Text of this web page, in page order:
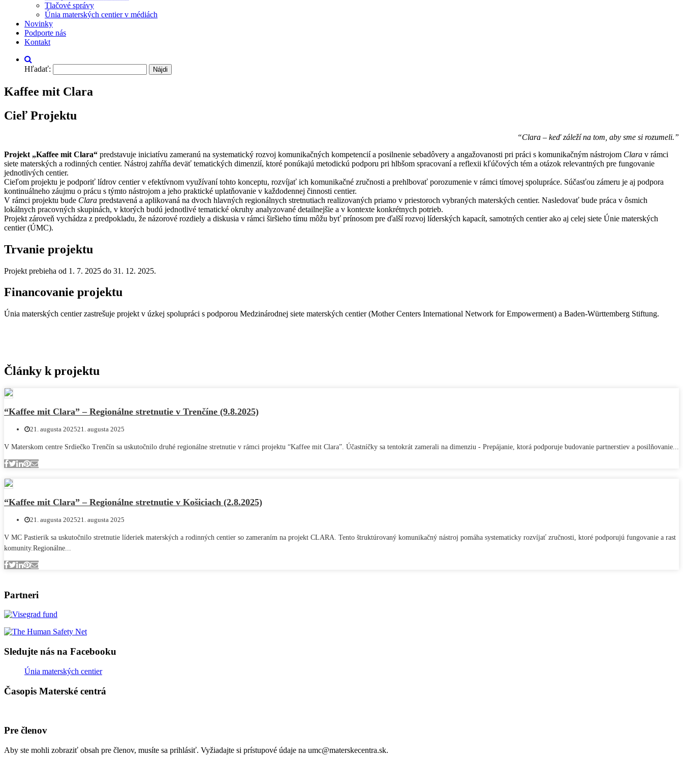
Tlačové správy
Únia materských centier v médiách
Novinky
Podporte nás
Kontakt
Hľadať:
Kaffee mit Clara
Cieľ Projektu
“Clara – keď záleží na tom, aby sme si rozumeli.”
Projekt „Kaffee mit Clara“ predstavuje iniciatívu zameranú na systematický rozvoj komunikačných kompetencií a posilnenie sebadôvery a angažovanosti pri práci s komunikačným nástrojom Clara v rámci
siete materských a rodinných centier. Nástroj zahŕňa deväť tematických dimenzií, ktoré ponúkajú metodickú podporu pri hlbšom spracovaní a reflexii kľúčových tém a otázok relevantných pre fungovanie
jednotlivých centier.
Cieľom projektu je podporiť lídrov centier v efektívnom využívaní tohto konceptu, rozvíjať ich komunikačné zručnosti a prehlbovať porozumenie v rámci tímovej spolupráce. Súčasťou zámeru je aj podpora
kontinuálneho záujmu o prácu s týmto nástrojom a jeho praktické uplatňovanie v každodennej činnosti centier.
V rámci projektu bude Clara predstavená a aplikovaná na dvoch hlavných regionálnych stretnutiach realizovaných priamo v priestoroch vybraných materských centier. Nasledovať bude práca v ôsmich
lokálnych pracovných skupinách, v ktorých budú jednotlivé tematické okruhy analyzované detailnejšie a v kontexte konkrétnych potrieb.
Projekt zároveň vychádza z predpokladu, že názorové rozdiely a diskusia v rámci širšieho tímu môžu byť prínosom pre ďalší rozvoj líderských kapacít, samotných centier ako aj celej siete Únie materských
centier (ÚMC).
Trvanie projektu
Projekt prebieha od 1. 7. 2025 do 31. 12. 2025.
Financovanie projektu
Únia materských centier zastrešuje projekt v úzkej spolupráci s podporou Medzinárodnej siete materských centier (Mother Centers International Network for Empowerment) a Baden-Württemberg Stiftung.
Články k projektu
“Kaffee mit Clara” – Regionálne stretnutie v Trenčíne (9.8.2025)
21. augusta 202521. augusta 2025
V Materskom centre Srdiečko Trenčín sa uskutočnilo druhé regionálne stretnutie v rámci projektu “Kaffee mit Clara”. Účastníčky sa tentokrát zamerali na dimenziu - Prepájanie, ktorá podporuje budovanie partnerstiev a posilňovanie...
“Kaffee mit Clara” – Regionálne stretnutie v Košiciach (2.8.2025)
21. augusta 202521. augusta 2025
V MC Pastierik sa uskutočnilo stretnutie líderiek materských a rodinných centier so zameraním na projekt CLARA. Tento štruktúrovaný komunikačný nástroj pomáha systematicky rozvíjať zručnosti, ktoré podporujú fungovanie a rast
komunity.Regionálne...
Partneri
Sledujte nás na Facebooku
Únia materských centier
Časopis Materské centrá
Pre členov
Aby ste mohli zobraziť obsah pre členov, musíte sa prihlásiť. Vyžiadajte si prístupové údaje na umc@materskecentra.sk.